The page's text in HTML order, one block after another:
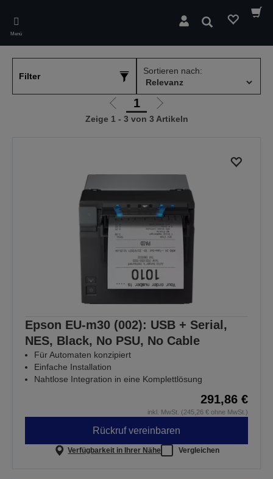
main
content
Menü
Suchen
Filter
Sortieren nach:
Zur
vorherigen
1
Zur
nächsten
Zeige 1 - 3 von 3 Artikeln
Epson EU-m30 (002): USB + Serial,
NES, Black, No PSU, No Cable
Für Automaten konzipiert
Einfache Installation
Nahtlose Integration in eine Komplettlösung
291,86 €
inkl. MwSt. (245,26 € ohne MwSt.)
Rückruf vereinbaren
Verfügbarkeit in Ihrer Nähe Vergleichen